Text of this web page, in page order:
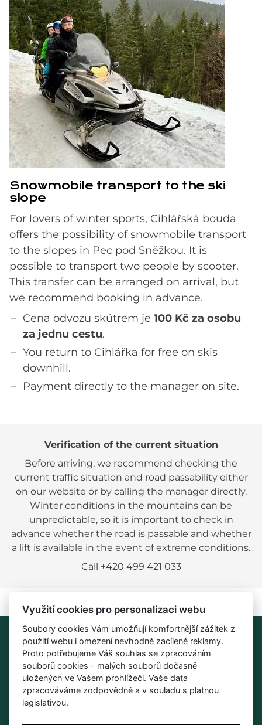
Snowmobile transport to the ski
slope
For lovers of winter sports, Cihlářská bouda
offers the possibility of snowmobile transport
to the slopes in Pec pod Sněžkou. It is
possible to transport two people by scooter.
This transfer can be arranged on arrival, but
we recommend booking in advance.
Cena odvozu skútrem je 100 Kč za osobu
za jednu cestu.
You return to Cihlářka for free on skis
downhill.
Payment directly to the manager on site.
Verification of the current situation
Before arriving, we recommend checking the
current traffic situation and road passability either
on our website or by calling the manager directly.
Winter conditions in the mountains can be
unpredictable, so it is important to check in
advance whether the road is passable and whether
a lift is available in the event of extreme conditions.
Call +420 499 421 033
Contact
Cihlářka Černý Důl No. 200 543 44 Černý Důl
+420 499 421 033
info@cihlarka.cz
Využití cookies pro personalizaci webu
Soubory cookies Vám umožňují komfortnější zážitek z
použití webu i omezení nevhodně zacílené reklamy.
Proto potřebujeme Váš souhlas se zpracováním
souborů cookies - malých souborů dočasně
uložených ve Vašem prohlížeči. Vaše data
zpracováváme zodpovědně a v souladu s platnou
legislativou.